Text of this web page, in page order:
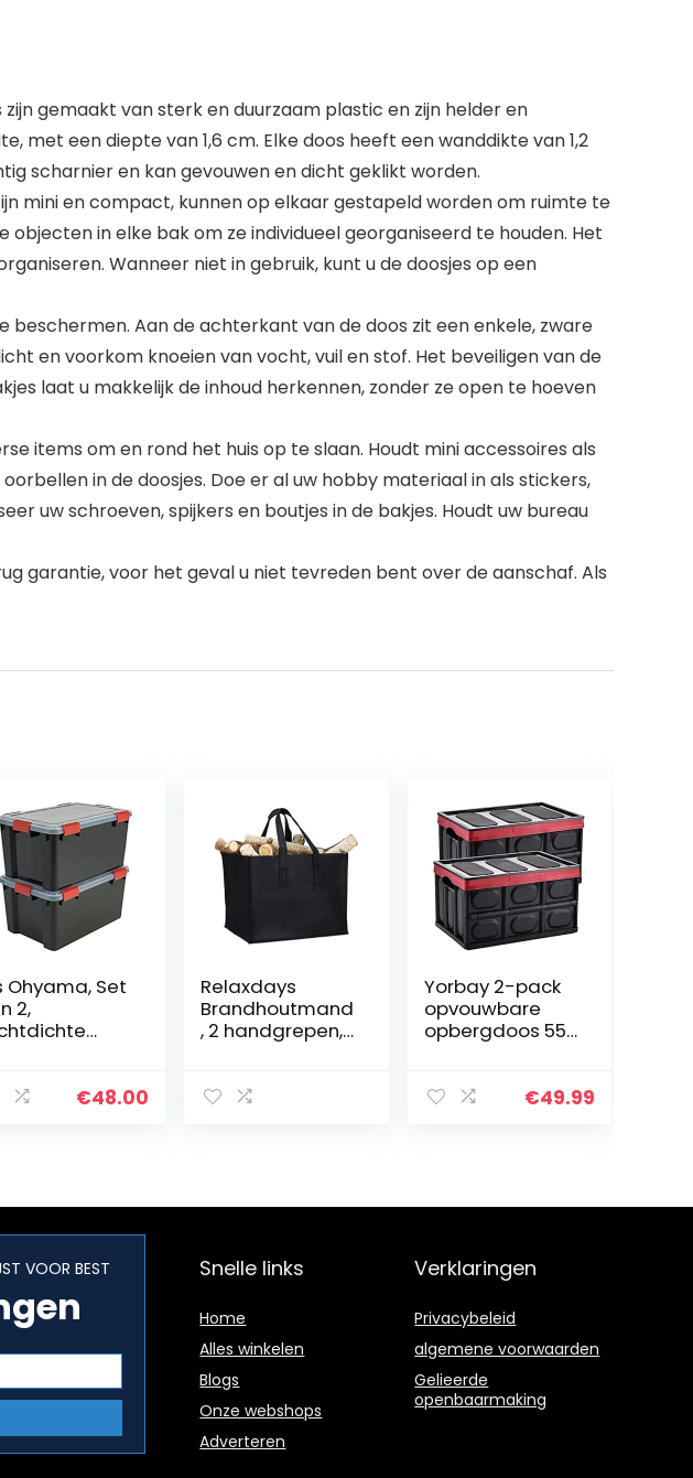
zijn gemaakt van sterk en duurzaam plastic en zijn helder en
met een diepte van 1,6 cm. Elke doos heeft een wanddikte van 1,2
scharnier en kan gevouwen en dicht geklikt worden.
mini en compact, kunnen op elkaar gestapeld worden om ruimte te
in elke bak om ze individueel georganiseerd te houden. Het
Wanneer niet in gebruik, kunt u de doosjes op een
beschermen. Aan de achterkant van de doos zit een enkele, zware
en voorkom knoeien van vocht, vuil en stof. Het beveiligen van de
laat u makkelijk de inhoud herkennen, zonder ze open te hoeven
items om en rond het huis op te slaan. Houdt mini accessoires als
in de doosjes. Doe er al uw hobby materiaal in als stickers,
uw schroeven, spijkers en boutjes in de bakjes. Houdt uw bureau
garantie, voor het geval u niet tevreden bent over de aanschaf. Als
Ohyama, Set
2,
€48.00
Relaxdays
Brandhoutmand
, 2 handgrepen,
vilten mand,
Yorbay 2-pack
opvouwbare
opbergdoos 55L
pack, plastic
€49.99
VOOR BEST Snelle links
Home
Alles winkelen
Blogs
Onze webshops
Adverteren
Verklaringen
Privacybeleid
algemene voorwaarden
Gelieerde
openbaarmaking